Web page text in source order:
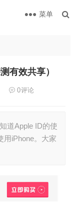
菜单
有效共享）
0评论
道Apple ID的使
用iPhone。大家